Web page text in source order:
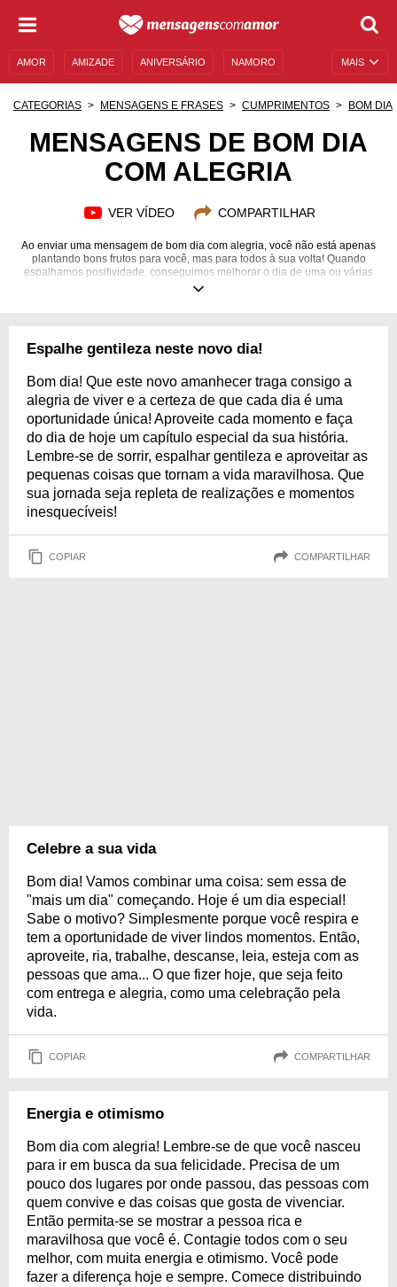
MAIS
AMOR AMIZADE ANIVERSÁRIO NAMORO
MENSAGENS E FRASES MENSAGENS DE ANIVERSÁRIO
CATEGORIAS MENSAGENS E FRASES CUMPRIMENTOS BOM DIA
MENSAGENS DE BOM DIA
COM ALEGRIA
VER VÍDEO COMPARTILHAR
Ao enviar uma mensagem de bom dia com alegria, você não está apenas
plantando bons frutos para você, mas para todos à sua volta! Quando
espalhamos positividade, conseguimos melhorar o dia de uma ou várias
pessoas, mesmo que seja só um pouquinho. Isso faz toda a diferença, já
passar o resto do dia com a sensação prazerosa de que tudo será
Espalhe gentileza neste novo dia!
Bom dia! Que este novo amanhecer traga consigo a
alegria de viver e a certeza de que cada dia é uma
oportunidade única! Aproveite cada momento e faça
do dia de hoje um capítulo especial da sua história.
Lembre-se de sorrir, espalhar gentileza e aproveitar as
pequenas coisas que tornam a vida maravilhosa. Que
sua jornada seja repleta de realizações e momentos
inesquecíveis!
COPIAR COMPARTILHAR
Celebre a sua vida
Bom dia! Vamos combinar uma coisa: sem essa de
"mais um dia" começando. Hoje é um dia especial!
Sabe o motivo? Simplesmente porque você respira e
tem a oportunidade de viver lindos momentos. Então,
aproveite, ria, trabalhe, descanse, leia, esteja com as
pessoas que ama... O que fizer hoje, que seja feito
com entrega e alegria, como uma celebração pela
vida.
COPIAR COMPARTILHAR
Energia e otimismo
Bom dia com alegria! Lembre-se de que você nasceu
para ir em busca da sua felicidade. Precisa de um
pouco dos lugares por onde passou, das pessoas com
quem convive e das coisas que gosta de vivenciar.
Então permita-se se mostrar a pessoa rica e
maravilhosa que você é. Contagie todos com o seu
melhor, com muita energia e otimismo. Você pode
fazer a diferença hoje e sempre. Comece distribuindo